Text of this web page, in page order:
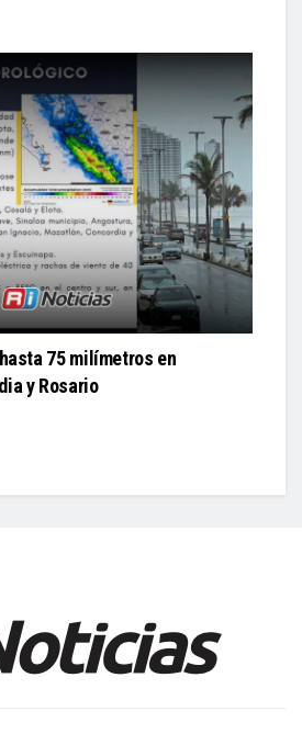
75 milímetros en
y Rosario